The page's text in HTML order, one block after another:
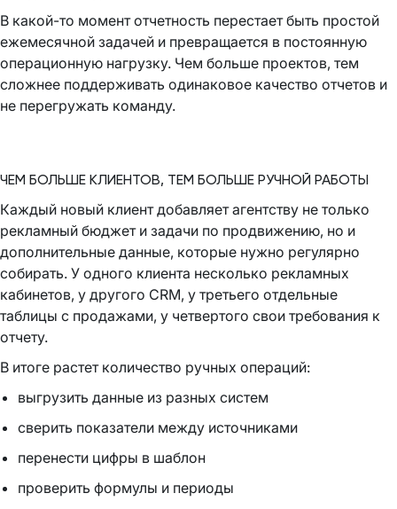
В какой-то момент отчетность перестает быть простой
ежемесячной задачей и превращается в постоянную
операционную нагрузку. Чем больше проектов, тем
сложнее поддерживать одинаковое качество отчетов и
не перегружать команду.
ЧЕМ БОЛЬШЕ КЛИЕНТОВ, ТЕМ БОЛЬШЕ РУЧНОЙ РАБОТЫ
Каждый новый клиент добавляет агентству не только
рекламный бюджет и задачи по продвижению, но и
дополнительные данные, которые нужно регулярно
собирать. У одного клиента несколько рекламных
кабинетов, у другого CRM, у третьего отдельные
таблицы с продажами, у четвертого свои требования к
отчету.
В итоге растет количество ручных операций:
выгрузить данные из разных систем
сверить показатели между источниками
перенести цифры в шаблон
проверить формулы и периоды